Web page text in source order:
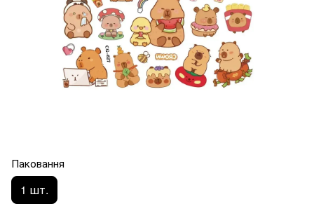
Паковання
1 шт.